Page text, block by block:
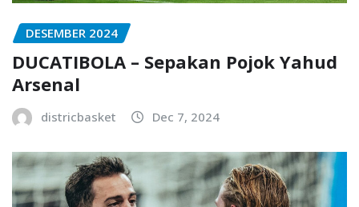
DESEMBER 2024
DUCATIBOLA – Sepakan Pojok Yahud
Arsenal
districbasket Dec 7, 2024